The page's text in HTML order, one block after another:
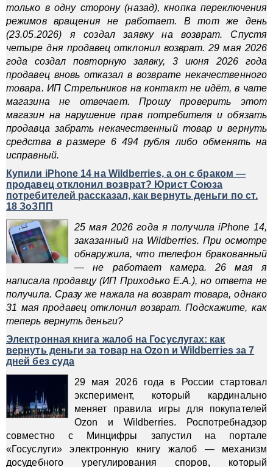
только в одну сторону (назад), кнопка переключения
режимов вращения не работает. В тот же день
(23.05.2026) я создал заявку на возврат. Спустя
четыре дня продавец отклонил возврат. 29 мая 2026
года создал повторную заявку, 3 июня 2026 года
продавец вновь отказал в возврате некачественного
товара. ИП Стрельников на контакт не идёт, в чате
магазина не отвечает. Прошу проверить этот
магазин на нарушение прав потребителя и обязать
продавца забрать некачественный товар и вернуть
средства в размере 6 494 рубля либо обменять на
исправный.
Купили iPhone 14 на Wildberries, а он с браком —
продавец отклонил возврат? Юрист Союза
потребителей рассказал, как вернуть деньги по ст.
18 ЗоЗПП
25 мая 2026 года я получила iPhone 14,
заказанный на Wildberries. При осмотре
обнаружила, что телефон бракованный
— не работает камера. 26 мая я
написала продавцу (ИП Приходько Е.А.), но ответа не
получила. Сразу же нажала на возврат товара, однако
31 мая продавец отклонил возврат. Подскажите, как
теперь вернуть деньги?
Электронная книга жалоб на Госуслугах: как
вернуть деньги за товар на Ozon и Wildberries за 7
дней без суда
29 мая 2026 года в России стартовал
эксперимент, который кардинально
меняет правила игры для покупателей
Ozon и Wildberries. Роспотребнадзор
совместно с Минцифры запустил на портале
«Госуслуги» электронную книгу жалоб — механизм
досудебного урегулирования споров, который